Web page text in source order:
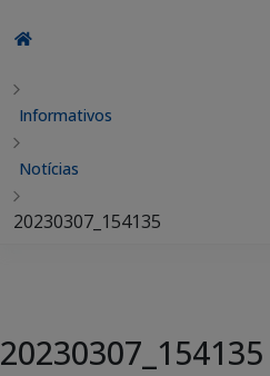
Informativos
Notícias
20230307_154135
20230307_154135